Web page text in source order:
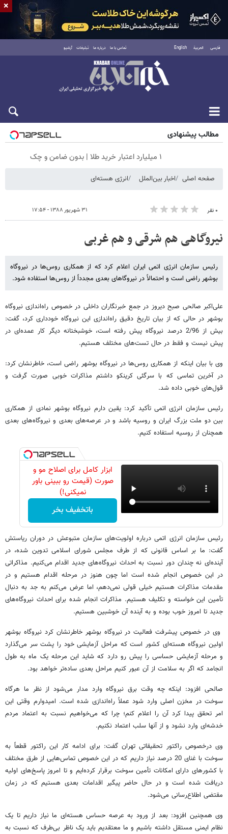
فارسی العربية English تماس با ما درباره ما تبلیغات آرشیو
جمعه ۱۶ مرداد ۱۴۰۵
مطالب پیشنهادی
۱ میلیارد اعتبار خرید طلا | بدون ضامن و چک
صفحه اصلی اخبار بین‌الملل انرژی هسته‌ای
۰ نفر ۳۱ شهریور ۱۳۸۸ - ۱۷:۵۴
نیروگاهی هم شرقی و هم غربی
رئیس سازمان انرژی اتمی ایران اعلام کرد که از همکاری روس‌ها در نیروگاه
بوشهر راضی است و احتمالاً در نیروگاهای بعدی مجدداً از روس‌ها استفاده شود.
علی‌اکبر صالحی صبح دیروز در جمع خبرنگاران داخلی در خصوص راه‌اندازی نیروگاه
بوشهر در حالی که از بیان تاریخ دقیق راه‌اندازی این نیروگاه خودداری کرد، گفت:
بیش از 2/96 درصد نیروگاه پیش رفته است، خوشبختانه دیگر کار عمده‌ای در
پیش نیست و فقط در حال تست‌های مختلف هستیم.
وی با بیان اینکه از همکاری روس‌ها در نیروگاه بوشهر راضی است، خاطرنشان کرد:
در آخرین تماسی که با سرگئی کرینکو داشتم مذاکرات خوبی صورت گرفت و
قول‌های خوبی داده شد.
رئیس سازمان انرژی اتمی تأکید کرد: یقین دارم نیروگاه بوشهر نمادی از همکاری
بین دو ملت بزرگ ایران و روسیه باشد و در عرصه‌های بعدی و نیروگاه‌های بعدی
همچنان از روسیه استفاده کنیم.
ابزار کامل برای اصلاح مو و
صورت (قیمت رو ببینی باور
نمیکنی!)
باتخفیف بخر
رئیس سازمان انرژی اتمی درباره اولویت‌های سازمان متبوعش در دوران ریاستش
گفت: ما بر اساس قانونی که از طرف مجلس شورای اسلامی تدوین شده، در
آینده‌ای نه چندان دور نسبت به احداث نیروگاه‌های جدید اقدام می‌کنیم. مذاکراتی
در این خصوص انجام شده است اما چون هنوز در مرحله اقدام هستیم و در
مقدمات مذاکرات هستیم خیلی قولی نمی‌دهم، اما عرض می‌کنم به جد به دنبال
تأمین این خواسته و تکلیف هستیم. مذاکرات انجام شده برای احداث نیروگاه‌های
جدید تا امروز خوب بوده و به آینده آن خوشبین هستیم.
وی در خصوص پیشرفت فعالیت در نیروگاه بوشهر خاطرنشان کرد نیروگاه بوشهر
اولین نیروگاه هسته‌ای کشور است که مراحل آزمایشی خود را پشت سر می‌گذارد
و مرحله آزمایشی حساسی را پیش رو دارد که شاید این مرحله یک ماه به طول
انجامد که اگر به سلامت از آن عبور کنیم مراحل بعدی ساده‌تر خواهد بود.
صالحی افزود: اینکه چه وقت برق نیروگاه وارد مدار می‌شود از نظر ما هرگاه
سوخت در مخزن اصلی وارد شود عملاً راه‌اندازی شده است. امیدوارم وقتی این
امر تحقق پیدا کرد آن را اعلام کنم؛ چرا که می‌خواهیم نسبت به اعتماد مردم
خدشه‌ای وارد نشود و از آنها سلب اعتماد نکنیم.
وی درخصوص راکتور تحقیقاتی تهران گفت: برای ادامه کار این راکتور قطعاً به
سوخت با غنای 20 درصد نیاز داریم که در این خصوص تماس‌هایی از طرق مختلف
با کشورهای دارای امکانات تأمین سوخت برقرار کرده‌ایم و تا امروز پاسخ‌های اولیه
دریافت شده است و در حال حاضر پیگیر اقدامات بعدی هستیم که در زمان
مقتضی اطلاع‌رسانی می‌شود.
وی همچنین افزود: بعد از ورود به عرصه حساس هسته‌ای ما نیاز داریم تا یک
نظام ایمنی مستقل داشته باشیم و ما معتقدیم باید یک ناظر بی‌طرف که نسبت به
×